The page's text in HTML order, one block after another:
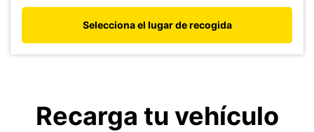
Selecciona el lugar de recogida
Recarga tu vehículo